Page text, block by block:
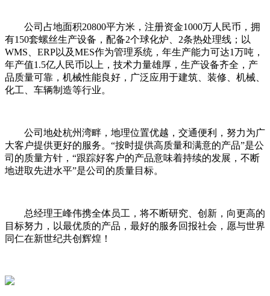
公司占地面积20800平方米，注册资金1000万人民币，拥
有150套螺丝生产设备，配备2个球化炉、2条热处理线；以
WMS、ERP以及MES作为管理系统，年生产能力可达1万吨，
年产值1.5亿人民币以上，技术力量雄厚，生产设备齐全，产
品质量可靠，机械性能良好，广泛应用于建筑、装修、机械、
化工、车辆制造等行业。
公司地处杭州湾畔，地理位置优越，交通便利，努力为广
大客户提供更好的服务。“按时提供高质量和满意的产品”是公
司的质量方针，“跟踪好客户的产品意味着持续的发展，不断
地进取先进水平”是公司的质量目标。
总经理王峰伟携全体员工，将不断研究、创新，向更高的
目标努力，以最优质的产品，最好的服务回报社会，愿与世界
同仁在新世纪共创辉煌！